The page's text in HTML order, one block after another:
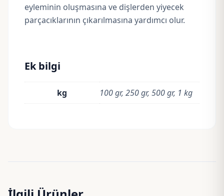
eyleminin oluşmasına ve dişlerden yiyecek
parçacıklarının çıkarılmasına yardımcı olur.
Ek bilgi
kg 100 gr, 250 gr, 500 gr, 1 kg